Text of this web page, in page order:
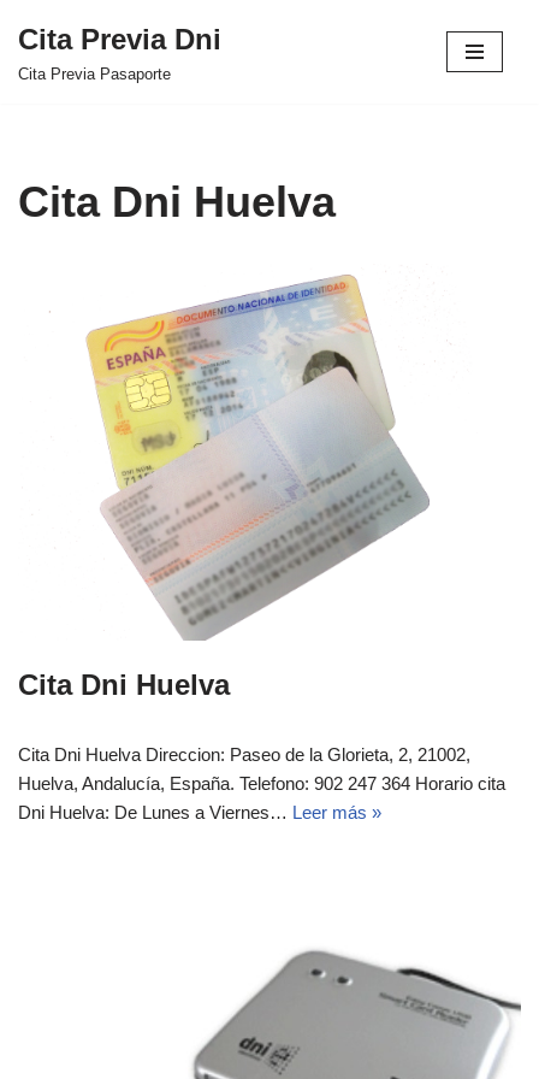
Saltar
Cita Previa Dni
Cita Previa Pasaporte
Cita Dni Huelva
Cita Dni Huelva
Cita Dni Huelva Direccion: Paseo de la Glorieta, 2, 21002,
Huelva, Andalucía, España. Telefono: 902 247 364 Horario cita
Dni Huelva: De Lunes a Viernes… Leer más »